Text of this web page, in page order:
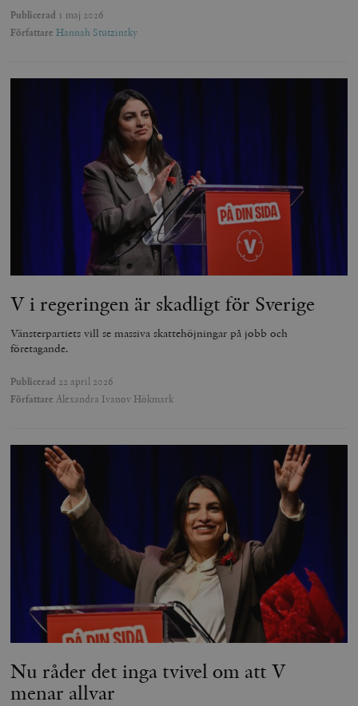
Publicerad 1 maj 2026
Författare Hannah Stutzinsky
V i regeringen är skadligt för Sverige
Vänsterpartiets vill se massiva skattehöjningar på jobb och
företagande.
Publicerad 22 april 2026
Författare Alexandra Ivanov Hökmark
Nu råder det inga tvivel om att V
menar allvar